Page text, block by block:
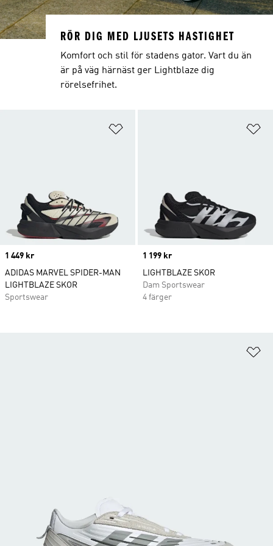
Price
1 449 kr
ADIDAS MARVEL SPIDER-MAN
LIGHTBLAZE SKOR
Sportswear
Price
1 199 kr
LIGHTBLAZE SKOR
Dam Sportswear
4 färger
RÖR DIG MED LJUSETS HASTIGHET
Komfort och stil för stadens gator. Vart du än
är på väg härnäst ger Lightblaze dig
rörelsefrihet.